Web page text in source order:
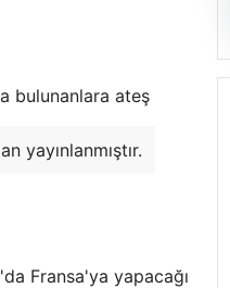
bulunanlara ateş
yayınlanmıştır.
Fransa'ya yapacağı